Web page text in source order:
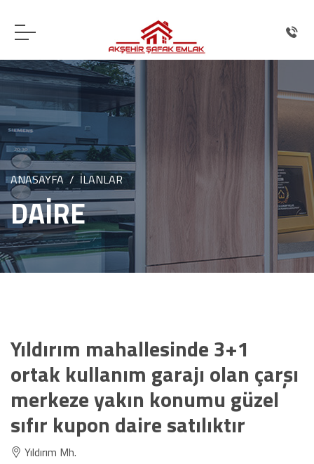
ANASAYFA İLANLAR
DAİRE
Yıldırım mahallesinde 3+1
ortak kullanım garajı olan çarşı
merkeze yakın konumu güzel
sıfır kupon daire satılıktır
Yıldırım Mh.